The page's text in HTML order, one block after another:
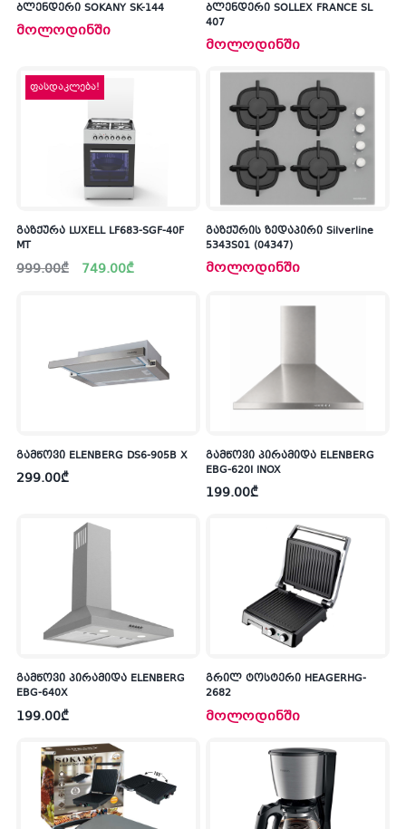
ბლენდერი SOKANY SK-144
მოლოდინში
ბლენდერი SOLLEX FRANCE SL
407
მოლოდინში
ფასდაკლება!
გაზქურა LUXELL LF683-SGF-40F
MT
999.00₾
Original 749.00₾
Current
გაზქურის ზედაპირი Silverline
5343S01 (04347)
მოლოდინში
გამწოვი ELENBERG DS6-905B X
299.00₾
გამწოვი პირამიდა ELENBERG
EBG-620I INOX
199.00₾
გამწოვი პირამიდა ELENBERG
EBG-640X
199.00₾
გრილ ტოსტერი HEAGERHG-
2682
მოლოდინში